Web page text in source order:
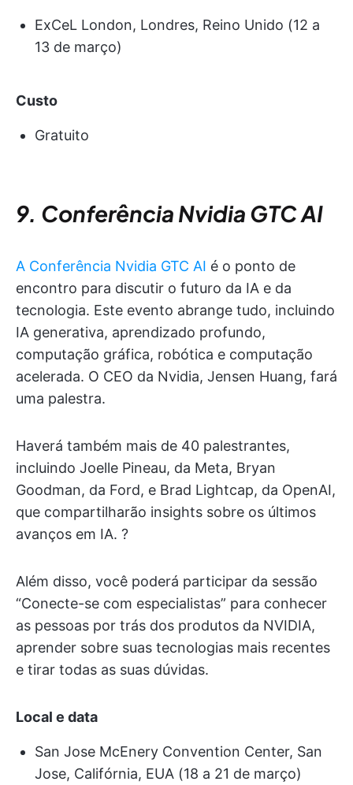
ExCeL London, Londres, Reino Unido (12 a
13 de março)
Custo
Gratuito
9. Conferência Nvidia GTC AI
A Conferência Nvidia GTC AI é o ponto de
encontro para discutir o futuro da IA e da
tecnologia. Este evento abrange tudo, incluindo
IA generativa, aprendizado profundo,
computação gráfica, robótica e computação
acelerada. O CEO da Nvidia, Jensen Huang, fará
uma palestra.
Haverá também mais de 40 palestrantes,
incluindo Joelle Pineau, da Meta, Bryan
Goodman, da Ford, e Brad Lightcap, da OpenAI,
que compartilharão insights sobre os últimos
avanços em IA. ?
Além disso, você poderá participar da sessão
“Conecte-se com especialistas” para conhecer
as pessoas por trás dos produtos da NVIDIA,
aprender sobre suas tecnologias mais recentes
e tirar todas as suas dúvidas.
Local e data
San Jose McEnery Convention Center, San
Jose, Califórnia, EUA (18 a 21 de março)